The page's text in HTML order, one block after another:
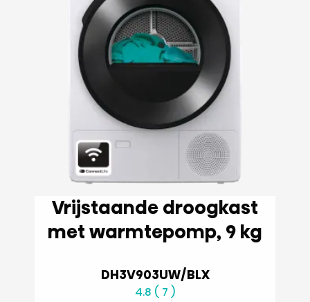
Vrijstaande droogkast
met warmtepomp, 9 kg
DH3V903UW/BLX
4.8 ( 7 )